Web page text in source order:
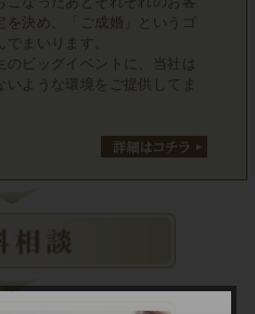
決め、「ご成婚」というゴ
でまいります。
のビッグイベントに、当社は
ような環境をご提供してま